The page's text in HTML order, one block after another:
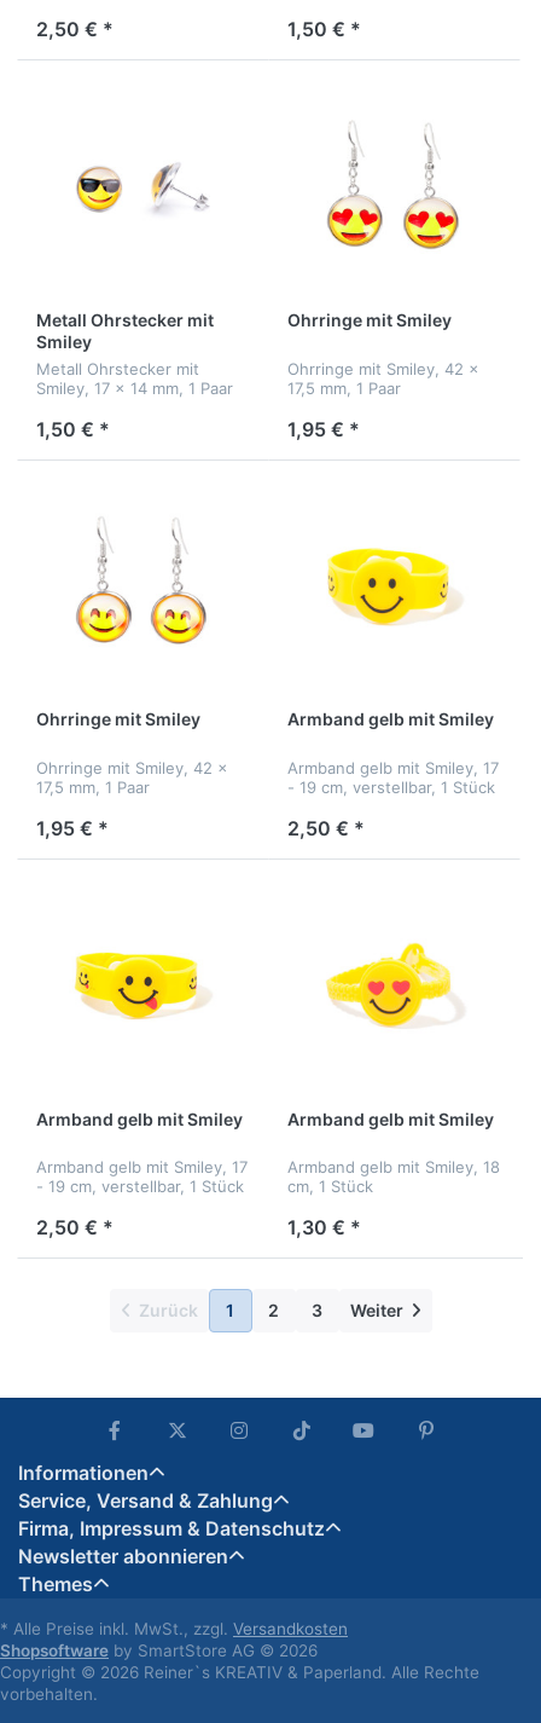
2,50 € * 1,50 € *
Metall Ohrstecker mit
Smiley
Metall Ohrstecker mit
Smiley, 17 x 14 mm, 1 Paar
1,50 € *
Ohrringe mit Smiley
Ohrringe mit Smiley, 42 x
17,5 mm, 1 Paar
1,95 € *
Ohrringe mit Smiley
Ohrringe mit Smiley, 42 x
17,5 mm, 1 Paar
1,95 € *
Armband gelb mit Smiley
Armband gelb mit Smiley, 17
- 19 cm, verstellbar, 1 Stück
2,50 € *
Armband gelb mit Smiley
Armband gelb mit Smiley, 17
- 19 cm, verstellbar, 1 Stück
2,50 € *
Armband gelb mit Smiley
Armband gelb mit Smiley, 18
cm, 1 Stück
1,30 € *
Zurück 1 2 3 Weiter
Informationen
Service, Versand & Zahlung
Firma, Impressum & Datenschutz
Newsletter abonnieren
Themes
* Alle Preise inkl. MwSt., zzgl. Versandkosten
Shopsoftware by SmartStore AG © 2026
Copyright © 2026 Reiner`s KREATIV & Paperland. Alle Rechte
vorbehalten.